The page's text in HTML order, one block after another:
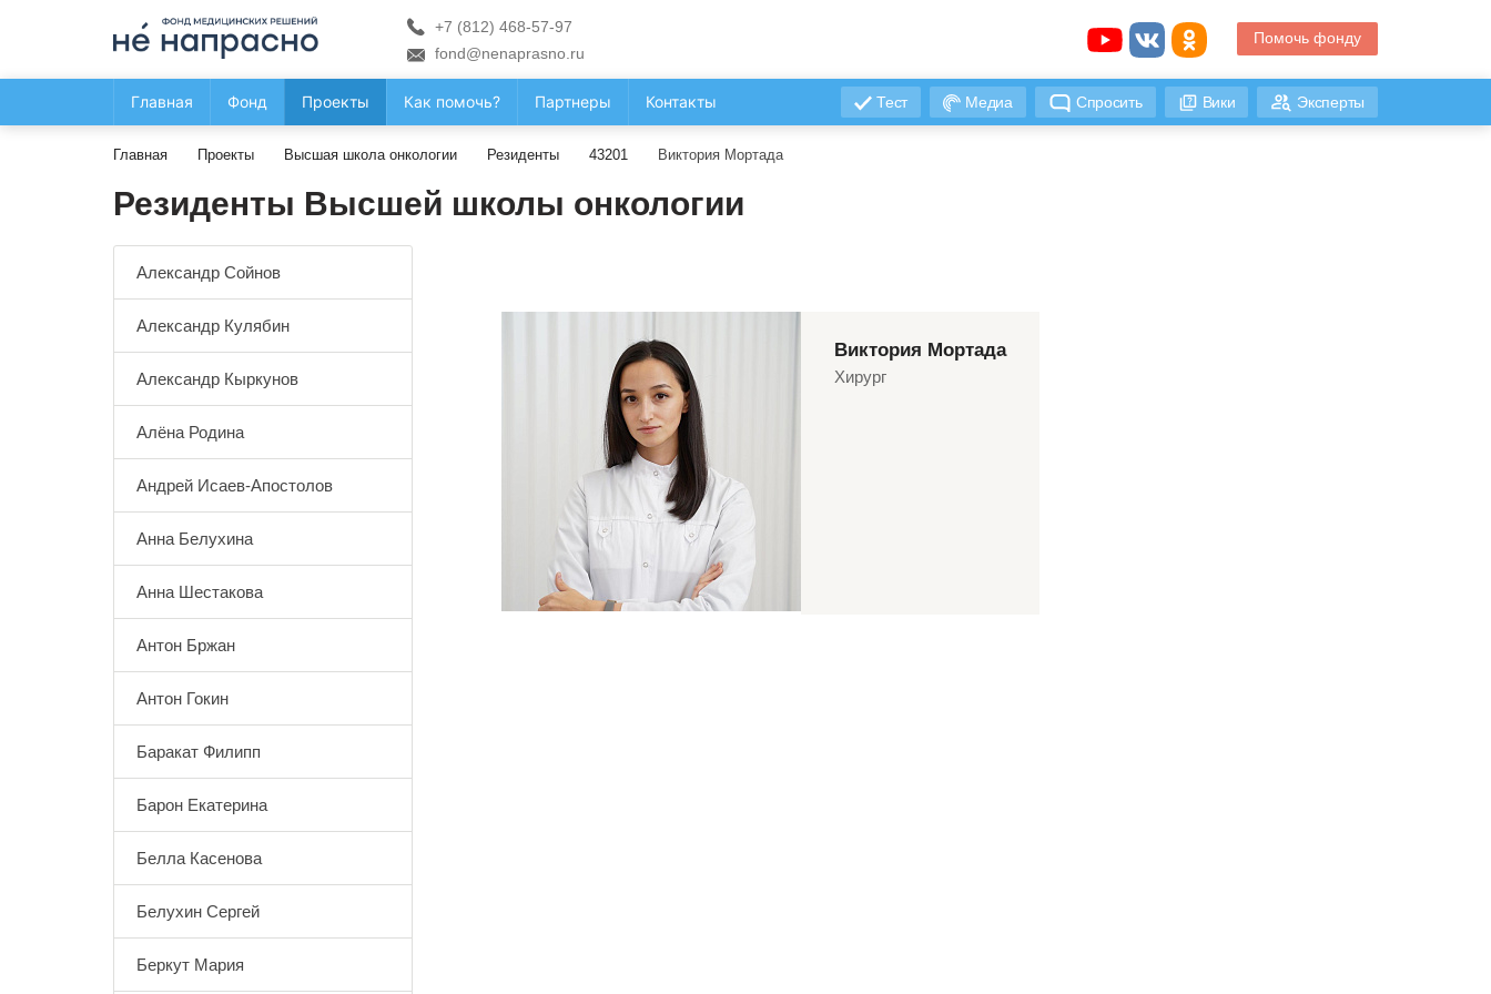
+7 (812) 468-57-97
fond@nenaprasno.ru
Помочь фонду
Главная Фонд Проекты Как помочь? Партнеры Контакты Тест Медиа Спросить Вики Эксперты
Главная Проекты Высшая школа онкологии Резиденты 43201 Виктория Мортада
Резиденты Высшей школы онкологии
Александр Сойнов
Александр Кулябин
Александр Кыркунов
Алёна Родина
Андрей Исаев-Апостолов
Анна Белухина
Анна Шестакова
Антон Бржан
Антон Гокин
Баракат Филипп
Барон Екатерина
Белла Касенова
Белухин Сергей
Беркут Мария
Виктория Мортада
Хирург